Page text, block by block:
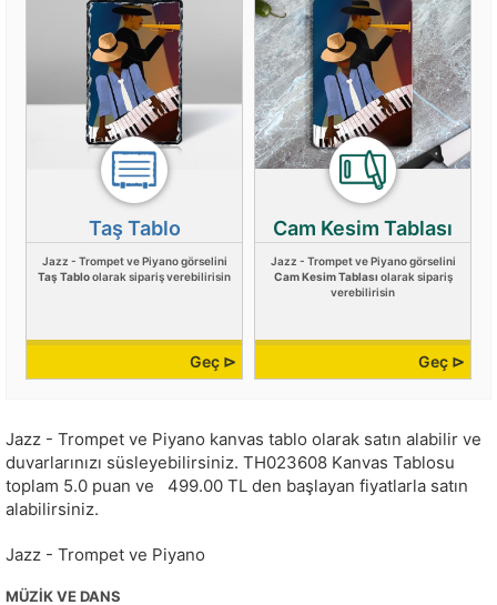
Taş Tablo
Jazz - Trompet ve Piyano görselini
Taş Tabloolarak sipariş verebilirisin
Geç ⊳
Cam Kesim Tablası
Jazz - Trompet ve Piyano görselini
Cam Kesim Tablası olarak sipariş
verebilirisin
Geç ⊳
Jazz - Trompet ve Piyano kanvas tablo olarak satın alabilir ve
duvarlarınızı süsleyebilirsiniz. TH023608 Kanvas Tablosu
toplam 5.0 puan ve 499.00 TL den başlayan fiyatlarla satın
alabilirsiniz.
Jazz - Trompet ve Piyano
MÜZIK VE DANS